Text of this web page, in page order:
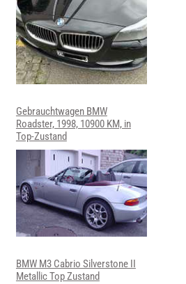
Gebrauchtwagen BMW
Roadster, 1998, 10900 KM, in
Top-Zustand
BMW M3 Cabrio Silverstone II
Metallic Top Zustand